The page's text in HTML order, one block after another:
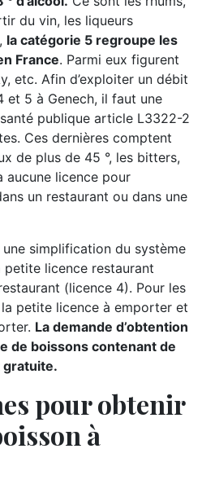
du vin, les liqueurs
la catégorie 5 regroupe les
France. Parmi eux figurent
etc. Afin d’exploiter un débit
et 5 à Genech, il faut une
publique article L3322-2
Ces dernières comptent
de plus de 45 °, les bitters,
aucune licence pour
un restaurant ou dans une
une simplification du système
licence restaurant
(licence 4). Pour les
petite licence à emporter et
La demande d’obtention
de boissons contenant de
gratuite.
pour obtenir
à